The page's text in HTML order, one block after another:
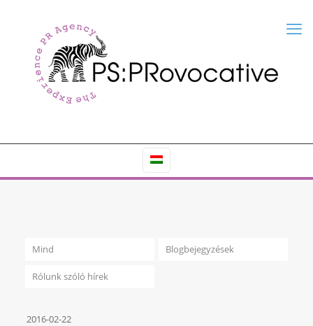
Mind Blogbejegyzések
Rólunk szóló hírek
2016-02-22